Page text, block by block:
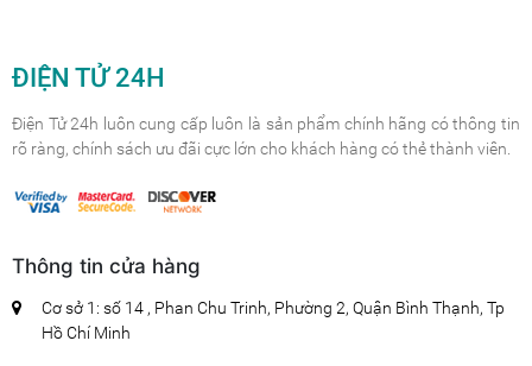
ĐIỆN TỬ 24H
Điện Tử 24h luôn cung cấp luôn là sản phẩm chính hãng có thông tin
rõ ràng, chính sách ưu đãi cực lớn cho khách hàng có thẻ thành viên.
Thông tin cửa hàng
Cơ sở 1: số 14 , Phan Chu Trinh, Phường 2, Quận Bình Thạnh, Tp
Hồ Chí Minh